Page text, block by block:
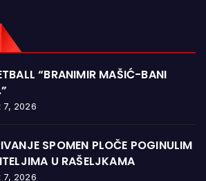
“BRANIMIR MAŠIĆ-BANI
7, 2026
SPOMEN PLOČE POGINULIM
U RAŠELJKAMA
7, 2026